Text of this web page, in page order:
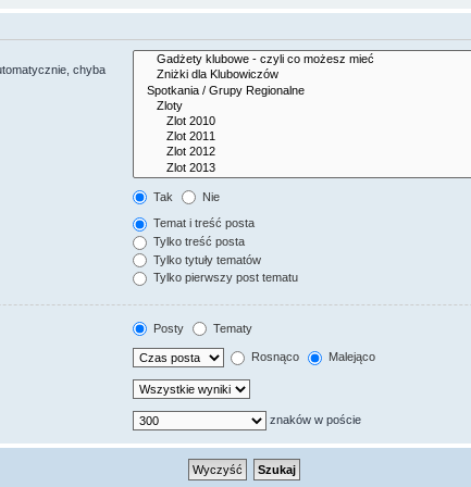
chyba
Tak Nie
Temat i treść posta
Tylko treść posta
Tylko tytuły tematów
Tylko pierwszy post tematu
Posty Tematy
Rosnąco Malejąco
znaków w poście